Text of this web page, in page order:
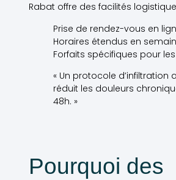
Rabat offre des facilités
Prise de rendez-vous en
Horaires étendus en
Forfaits spécifiques pour
« Un protocole d’infiltration
réduit les douleurs
48h. »
Pourquoi des